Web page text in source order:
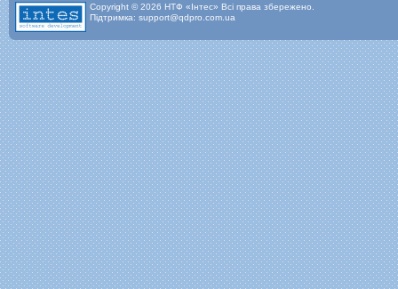
Copyright © 2026 НТФ «Інтес» Всі права збережено.
Підтримка: support@qdpro.com.ua